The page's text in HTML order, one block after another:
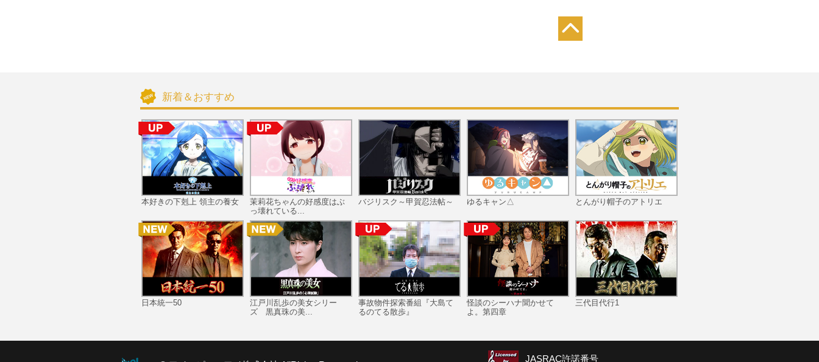
第11話 沈没！大黒市
第12話 ダイチ、発毛ス
第13話 最後の首長竜
新着＆おすすめ
本好きの下剋上 領主の養女
日本統一50
茉莉花ちゃんの好感度はぶ
っ壊れている...
江戸川乱歩の美女シリー
ズ 黒真珠の美...
バジリスク～甲賀忍法帖～
事故物件探索番組『大島て
るのてる散歩』
ゆるキャン△
怪談のシーハナ聞かせて
よ。第四章
とんがり帽子のアトリエ
三代目代行1
JASRAC許諾番号